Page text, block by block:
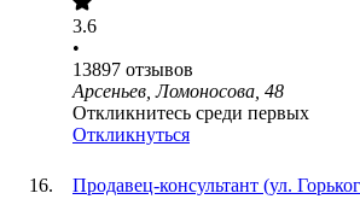
3.6
•
13897 отзывов
Арсеньев, Ломоносова, 48
Откликнитесь среди первых
Откликнуться
Продавец-консультант (ул.